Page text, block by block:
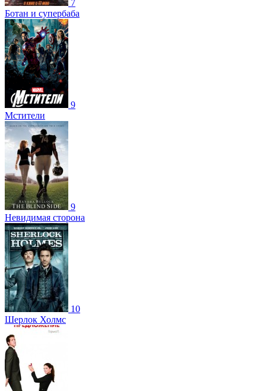
7
Ботан и супербаба
9
Мстители
9
Невидимая сторона
10
Шерлок Холмс